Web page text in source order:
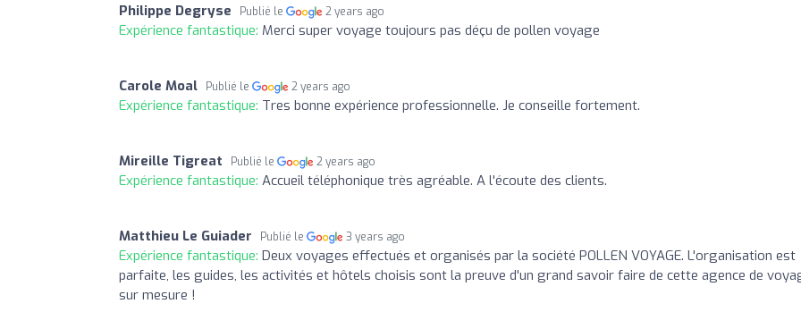
Philippe Degryse Publié le 2 years ago
Expérience fantastique: Merci super voyage toujours pas déçu de pollen voyage
Carole Moal Publié le 2 years ago
Expérience fantastique: Tres bonne expérience professionnelle. Je conseille fortement.
Mireille Tigreat Publié le 2 years ago
Expérience fantastique: Accueil téléphonique très agréable. A l'écoute des clients.
Matthieu Le Guiader Publié le 3 years ago
Expérience fantastique: Deux voyages effectués et organisés par la société POLLEN VOYAGE. L'organisation est
parfaite, les guides, les activités et hôtels choisis sont la preuve d'un grand savoir faire de cette agence de
sur mesure !